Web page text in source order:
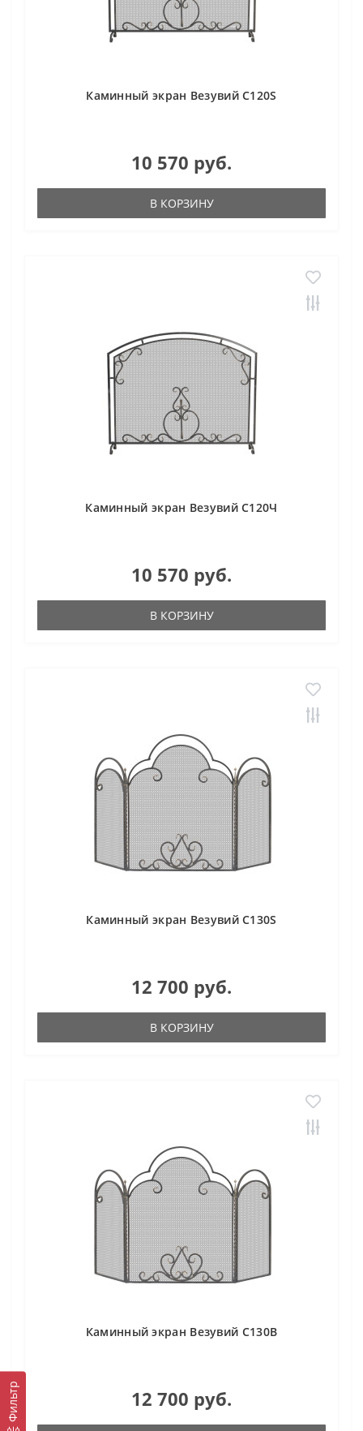
Фильтр
Каминный экран Везувий С120S
10 570 руб.
В КОРЗИНУ
Каминный экран Везувий С120Ч
10 570 руб.
В КОРЗИНУ
Каминный экран Везувий С130S
12 700 руб.
В КОРЗИНУ
Каминный экран Везувий С130В
12 700 руб.